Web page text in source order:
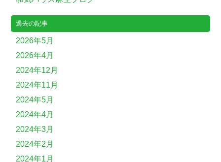
過去の記事
2026年5月
2026年4月
2024年12月
2024年11月
2024年5月
2024年4月
2024年3月
2024年2月
2024年1月